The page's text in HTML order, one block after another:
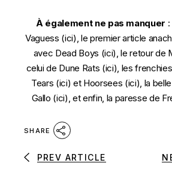
À également ne pas manquer
Vaguess (ici), le premier article
avec Dead Boys (ici), le retour de
celui de Dune Rats (ici), les
Tears (ici) et Hoorsees (ici), la
Gallo (ici), et enfin, la paresse de
SHARE
PREV ARTICLE